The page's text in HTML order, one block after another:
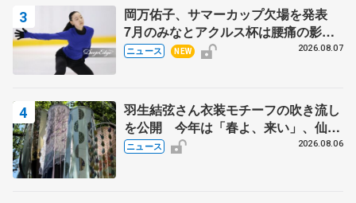
岡万佑子、サマーカップ欠場を発表
7月のみなとアクルス杯は腰痛の影響
で
ニュース NEW 2026.08.07
羽生結弦さん衣装モチーフの吹き流し
を公開 今年は「春よ、来い」、仙台
の瑞鳳殿
ニュース 2026.08.06